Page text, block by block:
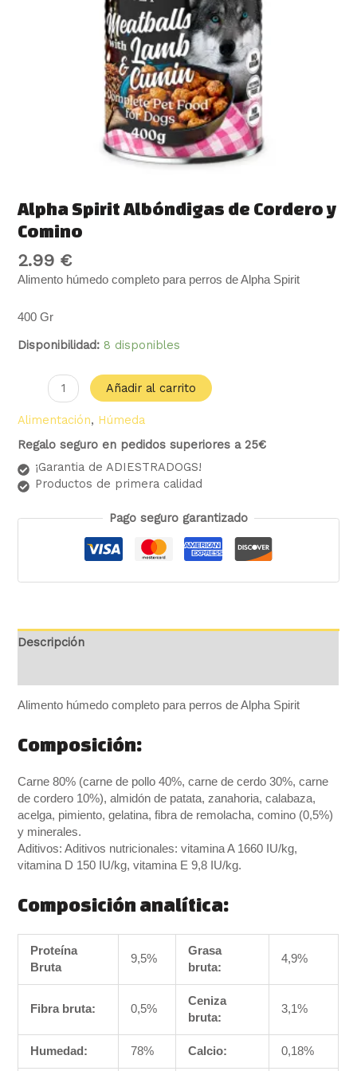
Alpha Spirit Albóndigas de Cordero y
Comino
2.99 €
Alimento húmedo completo para perros de Alpha Spirit
400 Gr
Disponibilidad: 8 disponibles
Añadir al carrito
Alimentación, Húmeda
Regalo seguro en pedidos superiores a 25€
¡Garantia de ADIESTRADOGS!
Productos de primera calidad
Pago seguro garantizado
Descripción
Alimento húmedo completo para perros de Alpha Spirit
Composición:
Carne 80% (carne de pollo 40%, carne de cerdo 30%, carne
de cordero 10%), almidón de patata, zanahoria, calabaza,
acelga, pimiento, gelatina, fibra de remolacha, comino (0,5%)
y minerales.
Aditivos: Aditivos nutricionales: vitamina A 1660 IU/kg,
vitamina D 150 IU/kg, vitamina E 9,8 IU/kg.
Composición analítica:
Proteína
Bruta
9,5%
Grasa
bruta:
4,9%
Fibra bruta: 0,5%
Ceniza
bruta:
3,1%
Humedad: 78% Calcio: 0,18%